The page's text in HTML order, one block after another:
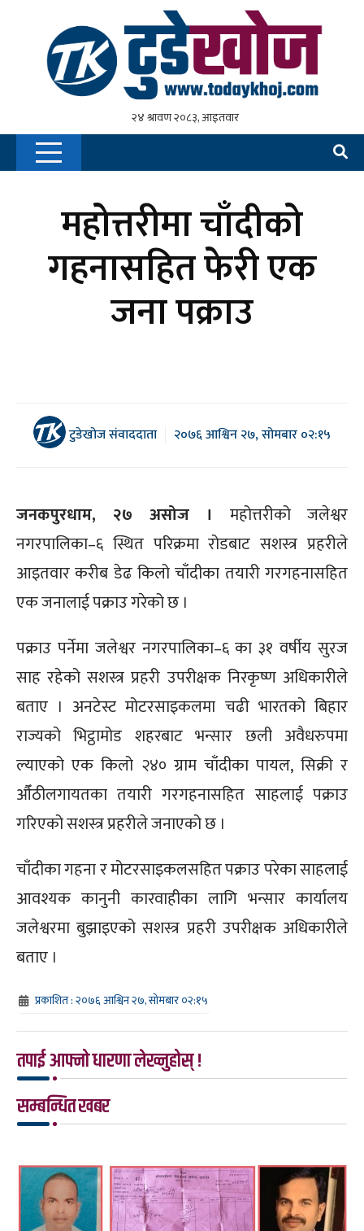
महोत्तरीमा चाँदीको
गहनासहित फेरी एक
जना पक्राउ
टुडेखोज संवाददाता २०७६ आश्विन २७, सोमबार ०२:१५
जनकपुरधाम, २७ असोज । महोत्तरीको जलेश्वर
नगरपालिका–६ स्थित परिक्रमा रोडबाट सशस्त्र प्रहरीले
आइतवार करीब डेढ किलो चाँदीका तयारी गरगहनासहित
एक जनालाई पक्राउ गरेको छ ।
पक्राउ पर्नेमा जलेश्वर नगरपालिका–६ का ३१ वर्षीय सुरज
साह रहेको सशस्त्र प्रहरी उपरीक्षक निरकृष्ण अधिकारीले
बताए । अनटेस्ट मोटरसाइकलमा चढी भारतको बिहार
राज्यको भिट्ठामोड शहरबाट भन्सार छली अवैधरुपमा
ल्याएको एक किलो २४० ग्राम चाँदीका पायल, सिक्री र
औँठीलगायतका तयारी गरगहनासहित साहलाई पक्राउ
गरिएको सशस्त्र प्रहरीले जनाएको छ ।
चाँदीका गहना र मोटरसाइकलसहित पक्राउ परेका साहलाई
आवश्यक कानुनी कारवाहीका लागि भन्सार कार्यालय
जलेश्वरमा बुझाइएको सशस्त्र प्रहरी उपरीक्षक अधिकारीले
बताए ।
प्रकाशित : २०७६ आश्विन २७, सोमबार ०२:१५
तपाई आफ्नो धारणा लेख्नुहोस् !
सम्बन्धित खबर